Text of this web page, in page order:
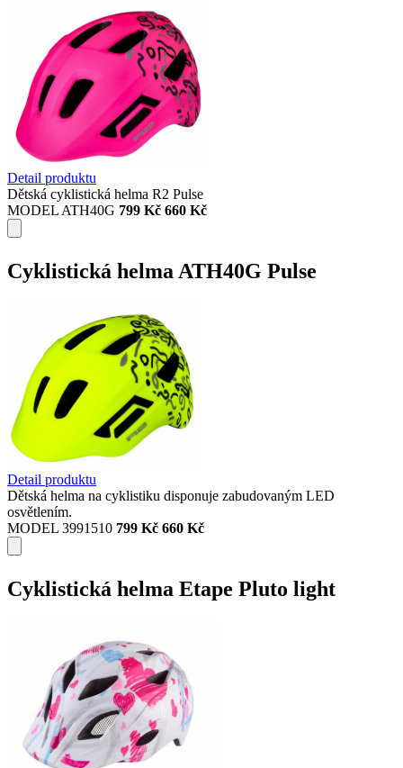
Detail produktu
Dětská cyklistická helma R2 Pulse
MODEL ATH40G 799 Kč 660 Kč
Cyklistická helma ATH40G Pulse
Detail produktu
Dětská helma na cyklistiku disponuje zabudovaným LED
osvětlením.
MODEL 3991510 799 Kč 660 Kč
Cyklistická helma Etape Pluto light